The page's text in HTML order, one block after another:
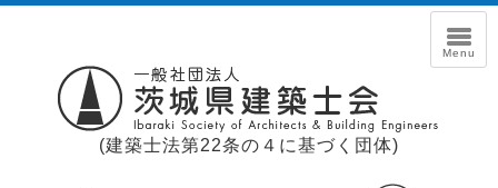
(建築士法第22条の４に基づく団体)